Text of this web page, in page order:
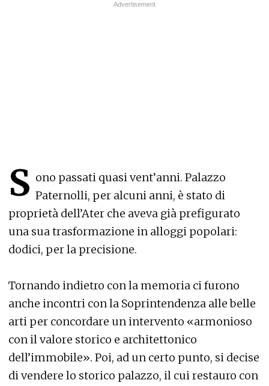
S ono passati quasi vent’anni. Palazzo
Paternolli, per alcuni anni, è stato di
proprietà dell’Ater che aveva già prefigurato
una sua trasformazione in alloggi popolari:
dodici, per la precisione.
Tornando indietro con la memoria ci furono
anche incontri con la Soprintendenza alle belle
arti per concordare un intervento «armonioso
con il valore storico e architettonico
dell’immobile». Poi, ad un certo punto, si decise
di vendere lo storico palazzo, il cui restauro con